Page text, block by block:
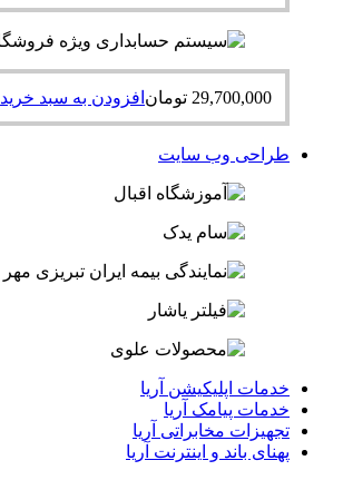
29,700,000 تومان افزودن به سبد خرید
طراحی وب سایت
خدمات اپلیکیشن آریا
خدمات پیامک آریا
تجهیزات مخابراتی آریا
پهنای باند و اینترنت آریا